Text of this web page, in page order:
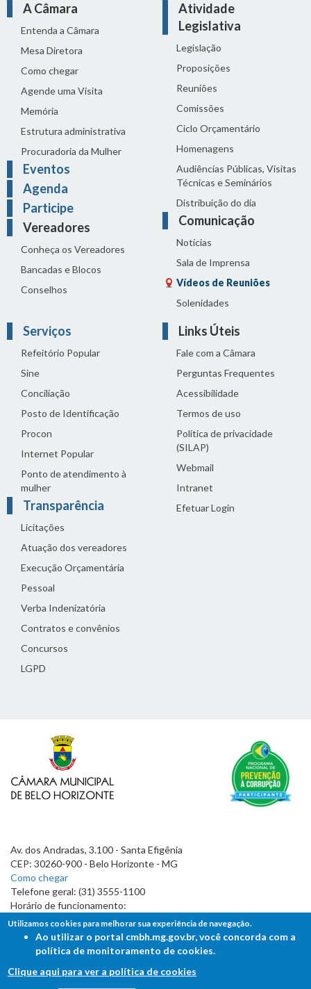
A Câmara
Entenda a Câmara
Mesa Diretora
Como chegar
Agende uma Visita
Memória
Estrutura administrativa
Procuradoria da Mulher
Eventos
Agenda
Participe
Vereadores
Conheça os Vereadores
Bancadas e Blocos
Conselhos
Atividade
Legislativa
Legislação
Proposições
Reuniões
Comissões
Ciclo Orçamentário
Homenagens
Audiências Públicas, Visitas
Técnicas e Seminários
Distribuição do dia
Comunicação
Notícias
Sala de Imprensa
Vídeos de Reuniões
Solenidades
Serviços
Refeitório Popular
Sine
Conciliação
Posto de Identificação
Procon
Internet Popular
Ponto de atendimento à
mulher
Transparência
Licitações
Atuação dos vereadores
Execução Orçamentária
Pessoal
Verba Indenizatória
Contratos e convênios
Concursos
LGPD
Links Úteis
Fale com a Câmara
Perguntas Frequentes
Acessibilidade
Termos de uso
Política de privacidade
(SILAP)
Webmail
Intranet
Efetuar Login
Av. dos Andradas, 3.100 - Santa Efigênia
CEP: 30260-900 - Belo Horizonte - MG
Como chegar
Telefone geral: (31) 3555-1100
Horário de funcionamento:
7h às 19h
Utilizamos cookies para melhorar sua experiência de navegação.
Ao utilizar o portal cmbh.mg.gov.br, você concorda com a
política de monitoramento de cookies.
Clique aqui para ver a política de cookies